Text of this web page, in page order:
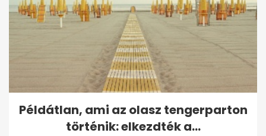
Példátlan, ami az olasz tengerparton
történik: elkezdték a...